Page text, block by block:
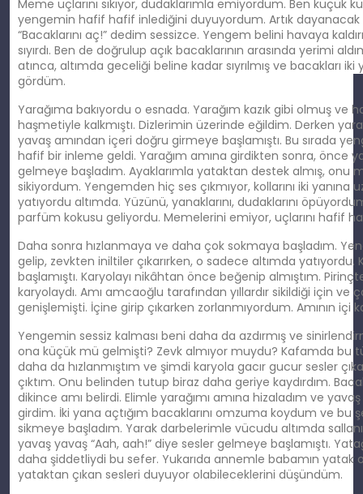
Meme uçlarını sıkıyor, dudaklarımla emiyordum. Ben küçük
yengemin hafif hafif inlediğini duyuyordum. Artık dayanacak
“Bacaklarını aç!” dedim sessizce. Yengem belini havaya
sıyırdı. Ben de doğrulup açık bacaklarının arasında yerimi
atınca, altımda geceliği beline kadar sıyrılmış ve bacakları
gördüm.
Yarağıma bakıyordu o esnada. Yarağım kazık gibi olmuş ve
haşmetiyle kalkmıştı. Dizlerimin üzerinde eğildim. Derken
yavaş amından içeri doğru girmeye başlamıştı. Bu sırada
hafif bir inleme geldi. Yarağım amına girdikten sonra, önce
gelmeye başladım. Ayaklarımla yataktan destek almış, onu
sikiyordum. Yengemden hiç ses çıkmıyor, kollarını iki yanına
yatıyordu altımda. Yüzünü, yanaklarını, dudaklarını
parfüm kokusu geliyordu. Memelerini emiyor, uçlarını hafif
Daha sonra hızlanmaya ve daha çok sokmaya başladım.
gelip, zevkten iniltiler çıkarırken, o sadece altımda yatıyordu.
başlamıştı. Karyolayı nikâhtan önce beğenip almıştım.
karyolaydı. Amı amcaoğlu tarafından yıllardır sikildiği için
genişlemişti. İçine girip çıkarken zorlanmıyordum. Amının içi
Yengemin sessiz kalması beni daha da azdırmış ve
ona küçük mü gelmişti? Zevk almıyor muydu? Kafamda bu
daha da hızlanmıştım ve şimdi karyola gacır gucur sesler
çıktım. Onu belinden tutup biraz daha geriye kaydırdım.
dikince amı belirdi. Elimle yarağımı amına hizaladım ve
girdim. İki yana açtığım bacaklarını omzuma koydum ve bu
sikmeye başladım. Yarak darbelerimle vücudu altımda
yavaş yavaş “Aah, aah!” diye sesler gelmeye başlamıştı.
daha şiddetliydi bu sefer. Yukarıda annemle babamın yatak
yataktan çıkan sesleri duyuyor olabileceklerini düşündüm.